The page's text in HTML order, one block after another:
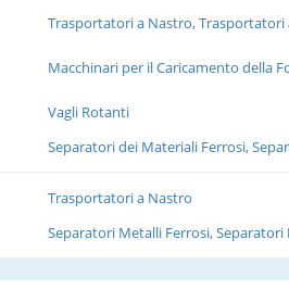
Trasportatori a Nastro, Trasportatori
Macchinari per il Caricamento della
Vagli Rotanti
Separatori dei Materiali Ferrosi,
Trasportatori a Nastro
Separatori Metalli Ferrosi,